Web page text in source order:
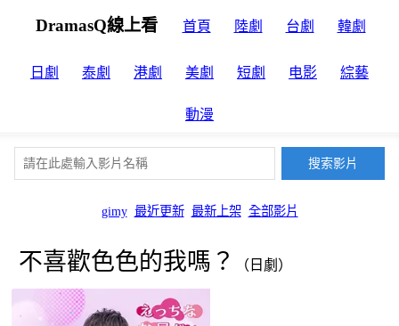
DramasQ線上看 首頁 陸劇 台劇 韓劇
日劇 泰劇 港劇 美劇 短劇 电影 綜藝
動漫
gimy 最近更新 最新上架 全部影片
不喜歡色色的我嗎？ （日劇）